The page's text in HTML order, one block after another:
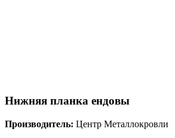
Нижняя планка ендовы
Производитель: Центр Металлокровли